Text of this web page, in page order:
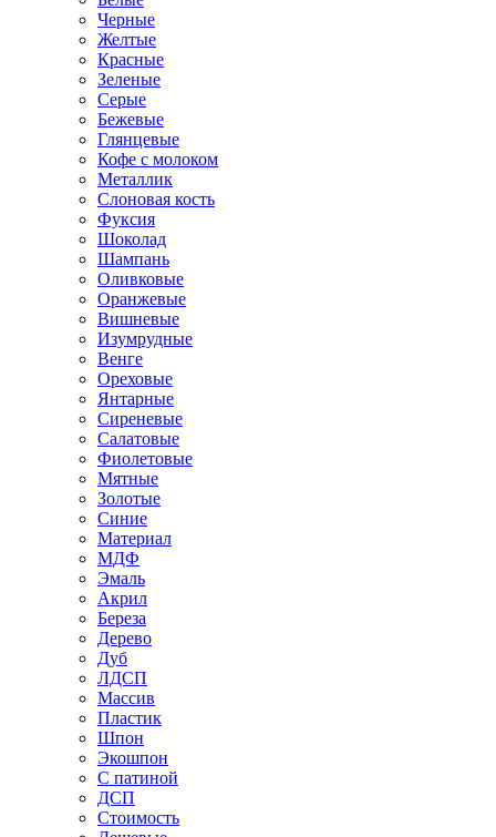
Черные
Желтые
Красные
Зеленые
Серые
Бежевые
Глянцевые
Кофе с молоком
Металлик
Слоновая кость
Фуксия
Шоколад
Шампань
Оливковые
Оранжевые
Вишневые
Изумрудные
Венге
Ореховые
Янтарные
Сиреневые
Салатовые
Фиолетовые
Мятные
Золотые
Синие
Материал
МДФ
Эмаль
Акрил
Береза
Дерево
Дуб
ЛДСП
Массив
Пластик
Шпон
Экошпон
С патиной
ДСП
Стоимость